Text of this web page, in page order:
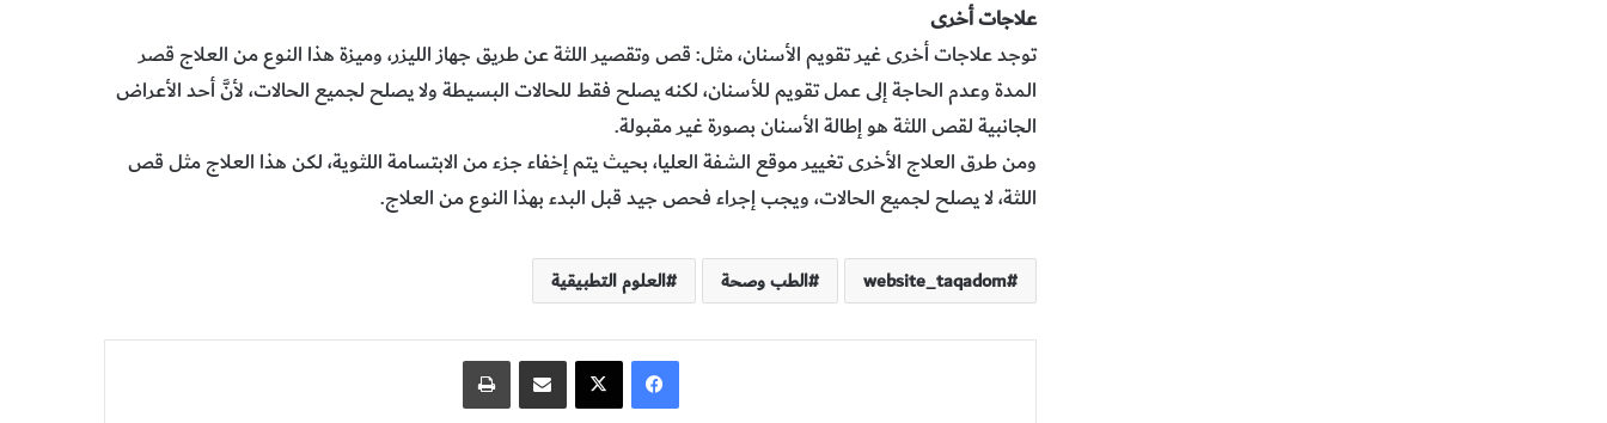
علاجات أخرى
توجد علاجات أخرى غير تقويم الأسنان، مثل: قص وتقصير اللثة عن طريق جهاز الليزر، وميزة هذا النوع من العلاج قصر
المدة وعدم الحاجة إلى عمل تقويم للأسنان، لكنه يصلح فقط للحالات البسيطة ولا يصلح لجميع الحالات، لأنَّ أحد الأعراض
الجانبية لقص اللثة هو إطالة الأسنان بصورة غير مقبولة.
ومن طرق العلاج الأخرى تغيير موقع الشفة العليا، بحيث يتم إخفاء جزء من الابتسامة اللثوية، لكن هذا العلاج مثل قص
اللثة، لا يصلح لجميع الحالات، ويجب إجراء فحص جيد قبل البدء بهذا النوع من العلاج.
website_taqadom الطب وصحة العلوم التطبيقية
فيسبوك ‫X مشاركة عبر البريد